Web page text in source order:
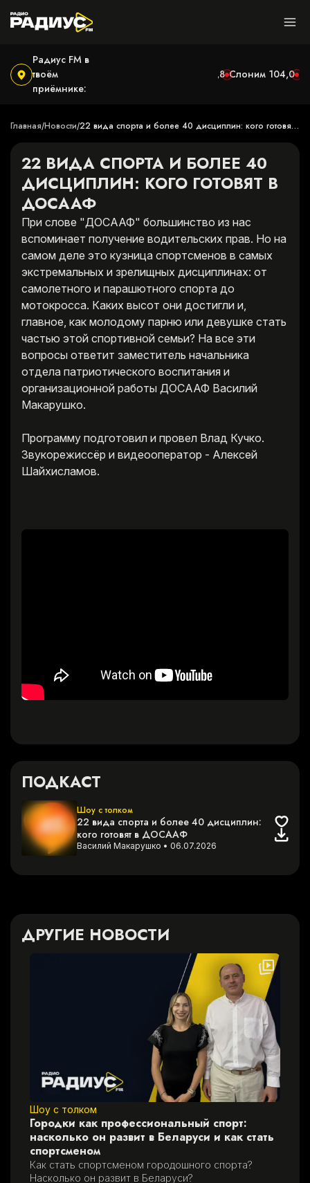
Радиус FM в
твоём
приёмнике:
Могилёв 100,9 103,8 Слоним 104,0
Главная/Новости/22 вида спорта и более 40 дисциплин: кого готовят
22 ВИДА СПОРТА И БОЛЕЕ 40
ДИСЦИПЛИН: КОГО ГОТОВЯТ В
ДОСААФ
При слове "ДОСААФ" большинство из нас
вспоминает получение водительских прав. Но на
самом деле это кузница спортсменов в самых
экстремальных и зрелищных дисциплинах: от
самолетного и парашютного спорта до
мотокросса. Каких высот они достигли и,
главное, как молодому парню или девушке стать
частью этой спортивной семьи? На все эти
вопросы ответит заместитель начальника
отдела патриотического воспитания и
организационной работы ДОСААФ Василий
Макарушко.
Программу подготовил и провел Влад Кучко.
Звукорежиссёр и видеооператор - Алексей
Шайхисламов.
ПОДКАСТ
Шоу с толком
22 вида спорта и более 40 дисциплин:
кого готовят в ДОСААФ
Василий Макарушко • 06.07.2026
ДРУГИЕ НОВОСТИ
Шоу с толком
Городки как профессиональный спорт:
насколько он развит в Беларуси и как стать
спортсменом
Как стать спортсменом городошного спорта?
Насколько он развит в Беларуси?